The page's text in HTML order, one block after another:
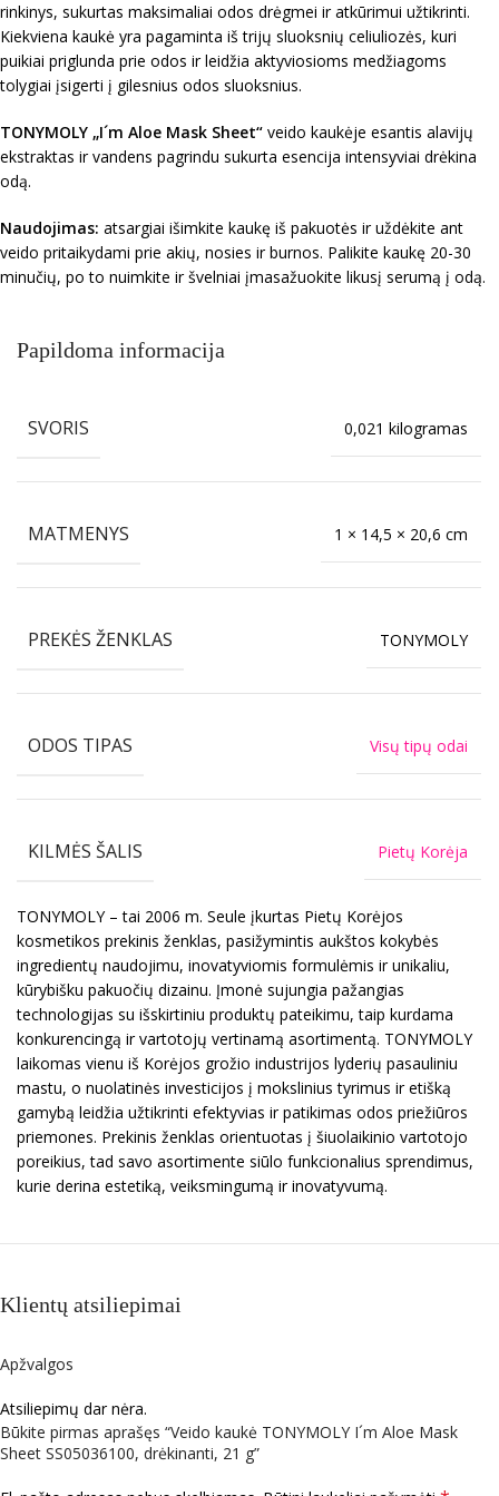
rinkinys, sukurtas maksimaliai odos drėgmei ir atkūrimui užtikrinti.
Kiekviena kaukė yra pagaminta iš trijų sluoksnių celiuliozės, kuri
puikiai priglunda prie odos ir leidžia aktyviosioms medžiagoms
tolygiai įsigerti į gilesnius odos sluoksnius.
TONYMOLY „I´m Aloe Mask Sheet“ veido kaukėje esantis alavijų
ekstraktas ir vandens pagrindu sukurta esencija intensyviai drėkina
odą.
Naudojimas: atsargiai išimkite kaukę iš pakuotės ir uždėkite ant
veido pritaikydami prie akių, nosies ir burnos. Palikite kaukę 20-30
minučių, po to nuimkite ir švelniai įmasažuokite likusį serumą į odą.
Papildoma informacija
SVORIS 0,021 kilogramas
MATMENYS 1 × 14,5 × 20,6 cm
PREKĖS ŽENKLAS TONYMOLY
ODOS TIPAS Visų tipų odai
KILMĖS ŠALIS Pietų Korėja
TONYMOLY – tai 2006 m. Seule įkurtas Pietų Korėjos
kosmetikos prekinis ženklas, pasižymintis aukštos kokybės
ingredientų naudojimu, inovatyviomis formulėmis ir unikaliu,
kūrybišku pakuočių dizainu. Įmonė sujungia pažangias
technologijas su išskirtiniu produktų pateikimu, taip kurdama
konkurencingą ir vartotojų vertinamą asortimentą. TONYMOLY
laikomas vienu iš Korėjos grožio industrijos lyderių pasauliniu
mastu, o nuolatinės investicijos į mokslinius tyrimus ir etišką
gamybą leidžia užtikrinti efektyvias ir patikimas odos priežiūros
priemones. Prekinis ženklas orientuotas į šiuolaikinio vartotojo
poreikius, tad savo asortimente siūlo funkcionalius sprendimus,
kurie derina estetiką, veiksmingumą ir inovatyvumą.
Klientų atsiliepimai
Apžvalgos
Atsiliepimų dar nėra.
Būkite pirmas aprašęs “Veido kaukė TONYMOLY I´m Aloe Mask
Sheet SS05036100, drėkinanti, 21 g”